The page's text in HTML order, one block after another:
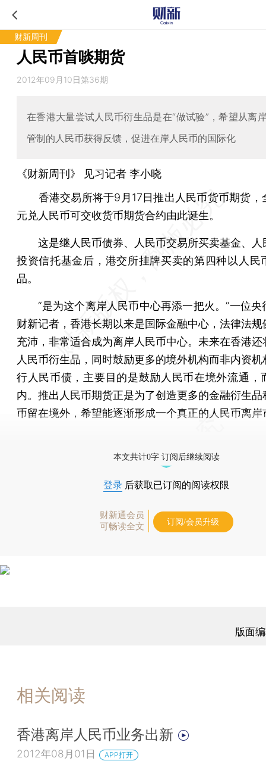
财新周刊
人民币首啖期货
2012年09月10日第36期
在香港大量尝试人民币衍生品是在“做试验”，希望从离
管制的人民币获得反馈，促进在岸人民币的国际化
《财新周刊》 见习记者 李小晓
香港交易所将于9月17日推出人民币货币期货，
元兑人民币可交收货币期货合约由此诞生。
这是继人民币债券、人民币交易所买卖基金、人
投资信托基金后，港交所挂牌买卖的第四种以人民
品。
“是为这个离岸人民币中心再添一把火。”一位央
财新记者，香港长期以来是国际金融中心，法律法规
充沛，非常适合成为离岸人民币中心。未来在香港还
人民币衍生品，同时鼓励更多的境外机构而非内资
行人民币债，主要目的是鼓励人民币在境外流通，
内。推出人民币期货正是为了创造更多的金融衍生品
币留在境外，希望能逐渐形成一个真正的人民币离岸
本文共计0字 订阅后继续阅读
登录 后获取已订阅的阅读权限
财新通会员
可畅读全文
订阅/会员升级
版面
相关阅读
香港离岸人民币业务出新
2012年08月01日 APP打开